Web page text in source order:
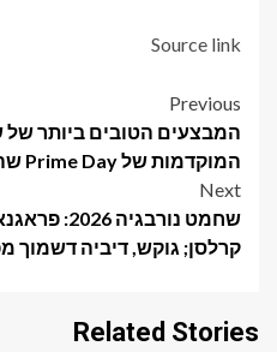
Source link
Post
navigation
Previous
המבצעים הטובים ביותר של
המוקדמות של Prime Day שהייתי ממליץ עליהן
Next
שחמט
קרלסן; גוקש, דיביה דשמוך
Related Stories